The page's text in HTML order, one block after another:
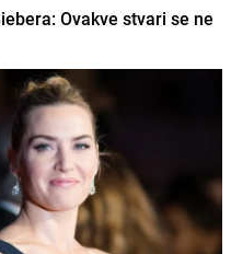
Ovakve stvari se ne